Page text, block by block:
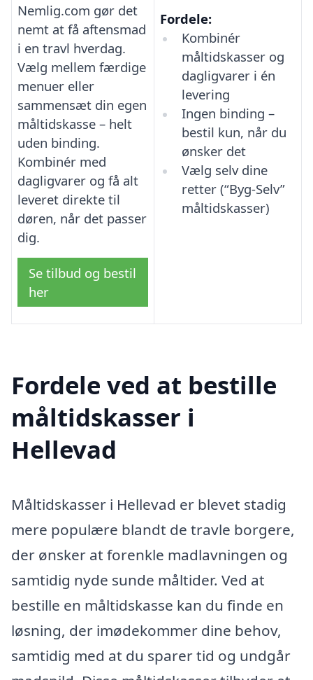
Nemlig.com gør det
nemt at få aftensmad
i en travl hverdag.
Vælg mellem færdige
menuer eller
sammensæt din egen
måltidskasse – helt
uden binding.
Kombinér med
dagligvarer og få alt
leveret direkte til
døren, når det passer
dig.
Se tilbud og bestil
her
Fordele:
Kombinér
måltidskasser og
dagligvarer i én
levering
Ingen binding –
bestil kun, når du
ønsker det
Vælg selv dine
retter (“Byg-Selv”
måltidskasser)
Fordele ved at bestille
måltidskasser i
Hellevad
Måltidskasser i Hellevad er blevet stadig
mere populære blandt de travle borgere,
der ønsker at forenkle madlavningen og
samtidig nyde sunde måltider. Ved at
bestille en måltidskasse kan du finde en
løsning, der imødekommer dine behov,
samtidig med at du sparer tid og undgår